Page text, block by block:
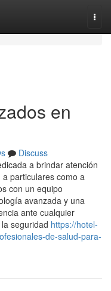
en
Discuss
a brindar atención
particulares como a
con un equipo
avanzada y una
ante cualquier
seguridad https://hotel-
de-salud-para-